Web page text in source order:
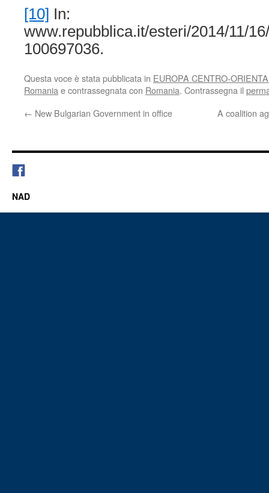
[10] In:
www.repubblica.it/esteri/2014/11/
100697036.
Questa voce è stata pubblicata in EUROPA CENTRO-
Romania e contrassegnata con Romania. Contrassegna il
← New Bulgarian Government in office A coalition
NAD